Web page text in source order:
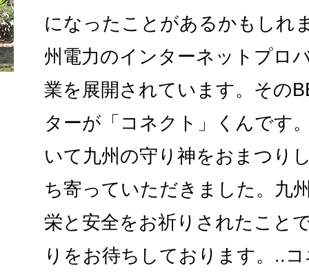
になったことがあるかもしれ
州電力のインターネットプロ
業を展開されています。その
ターが「コネクト」くんです
いて九州の守り神をおまつり
ち寄っていただきました。九
栄と安全をお祈りされたこと
りをお待ちしております。..